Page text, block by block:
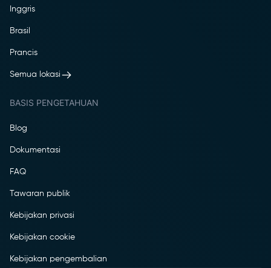
Inggris
Brasil
Prancis
Semua lokasi
BASIS PENGETAHUAN
Blog
Dokumentasi
FAQ
Tawaran publik
Kebijakan privasi
Kebijakan cookie
Kebijakan pengembalian